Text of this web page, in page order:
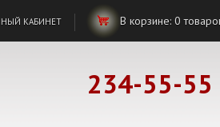
КАБИНЕТ В корзине: 0
234-55-55